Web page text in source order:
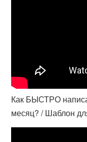
Как БЫСТРО
месяц? / Шаблон